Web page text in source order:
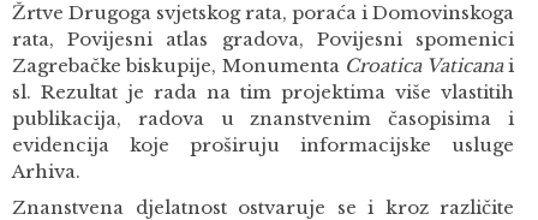
Žrtve Drugoga svjetskog rata, poraća i Domovinskoga
rata, Povijesni atlas gradova, Povijesni spomenici
Zagrebačke biskupije, Monumenta Croatica Vaticanai
sl. Rezultat je rada na tim projektima više vlastitih
publikacija, radova u znanstvenim časopisima i
evidencija koje proširuju informacijske usluge
Arhiva.
Znanstvena djelatnost ostvaruje se i kroz različite